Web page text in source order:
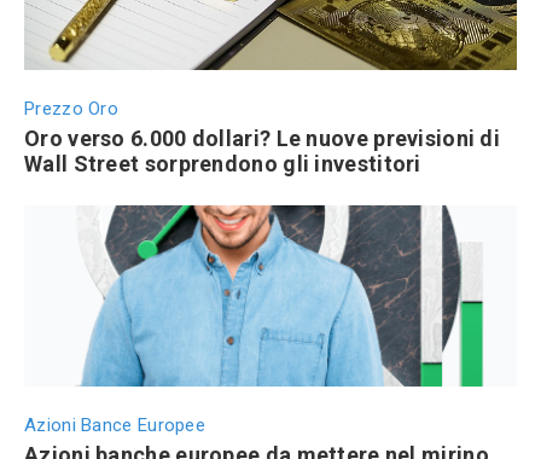
Prezzo Oro
Oro verso 6.000 dollari? Le nuove previsioni di
Wall Street sorprendono gli investitori
Azioni Bance Europee